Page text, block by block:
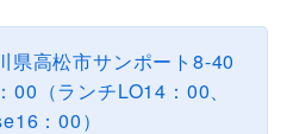
高松市サンポート8-40
（ランチLO14：00、
：00）